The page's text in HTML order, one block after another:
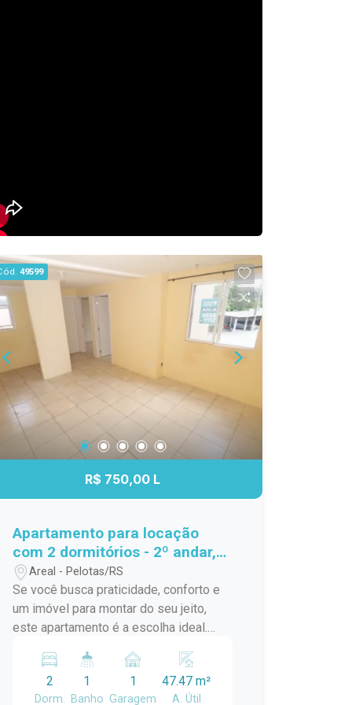
49599
R$ 750,00 L
Apartamento para locação
com 2 dormitórios - 2º andar,
boa posição solar e excelente
localização
Areal - Pelotas/RS
Se você busca praticidade, conforto e
um imóvel para montar do seu jeito,
este apartamento é a escolha ideal.
ótima posição solar, oferece iluminação
natural e conforto ao longo do dia.
2
Dorm.
1
Banho
1
Garagem
47.47 m²
A. Útil